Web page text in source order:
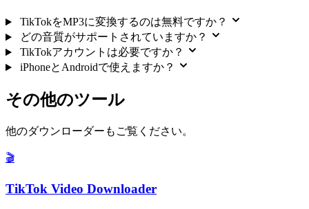
TikTokをMP3に変換するのは無料ですか？
どの音質がサポートされていますか？
TikTokアカウントは必要ですか？
iPhoneとAndroidで使えますか？
その他のツール
他のダウンローダーもご覧ください。
🎬
TikTok Video Downloader